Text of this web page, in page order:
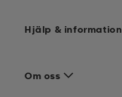
Hjälp & information
Om oss